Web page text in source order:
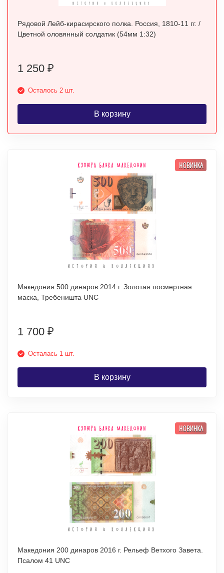
Рядовой Лейб-кирасирского полка. Россия, 1810-11 гг. /
Цветной оловянный солдатик (54мм 1:32)
1 250 ₽
Осталось 2 шт.
В корзину
НОВИНКА
Македония 500 динаров 2014 г. Золотая посмертная
маска, Требеништа UNC
1 700 ₽
Осталась 1 шт.
В корзину
НОВИНКА
Македония 200 динаров 2016 г. Рельеф Ветхого Завета.
Псалом 41 UNC